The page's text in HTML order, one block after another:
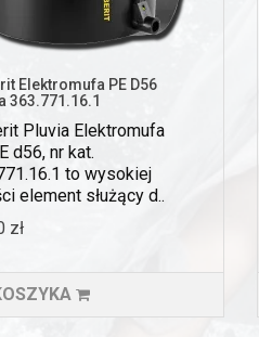
Elektromufa PE D56
363.771.16.1
Pluvia Elektromufa
d56, nr kat.
to wysokiej
element służący d..
zł